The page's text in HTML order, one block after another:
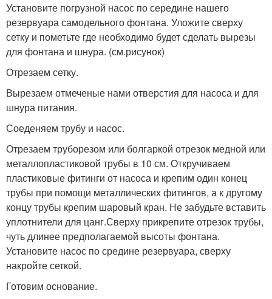
Установите погрузной насос по середине нашего
резервуара самодельного фонтана. Уложите сверху
сетку и пометьте где необходимо будет сделать вырезы
для фонтана и шнура. (см.рисунок)
Отрезаем сетку.
Вырезаем отмеченые нами отверстия для насоса и для
шнура питания.
Соеденяем трубу и насос.
Отрезаем труборезом или болгаркой отрезок медной или
металлопластиковой трубы в 10 см. Откручиваем
пластиковые фитинги от насоса и крепим один конец
трубы при помощи металлических фитингов, а к другому
концу трубы крепим шаровый кран. Не забудьте вставить
уплотнители для цанг.Сверху прикрепите отрезок трубы,
чуть длинее предполагаемой высоты фонтана.
Установите насос по средине резервуара, сверху
накройте сеткой.
Готовим основание.